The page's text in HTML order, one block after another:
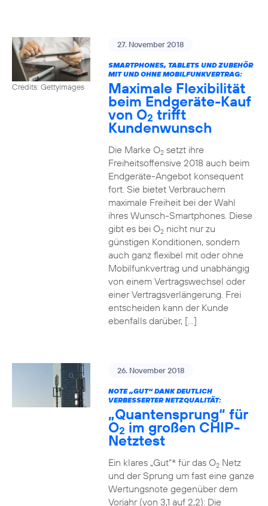
Credits: Gettyimages
27. November 2018
SMARTPHONES, TABLETS UND ZUBEHÖR
MIT UND OHNE MOBILFUNKVERTRAG:
Maximale Flexibilität
beim Endgeräte-Kauf
von O2 trifft
Kundenwunsch
Die Marke O2setzt ihre
Freiheitsoffensive 2018 auch beim
Endgeräte-Angebot konsequent
fort. Sie bietet Verbrauchern
maximale Freiheit bei der Wahl
ihres Wunsch-Smartphones. Diese
gibt es bei O2nicht nur zu
günstigen Konditionen, sondern
auch ganz flexibel mit oder ohne
Mobilfunkvertrag und unabhängig
von einem Vertragswechsel oder
einer Vertragsverlängerung. Frei
entscheiden kann der Kunde
ebenfalls darüber, […]
26. November 2018
NOTE „GUT“ DANK DEUTLICH
VERBESSERTER NETZQUALITÄT:
„Quantensprung“ für
O2 im großen CHIP-
Netztest
Ein klares „Gut“* für das O2Netz
und der Sprung um fast eine ganze
Wertungsnote gegenüber dem
Vorjahr (von 3,1 auf 2,2): Die